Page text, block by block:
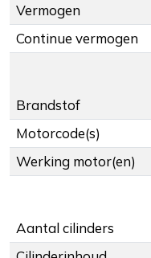
Vermogen
Continue vermogen
Brandstof
Motorcode(s)
Werking motor(en)
Aantal cilinders